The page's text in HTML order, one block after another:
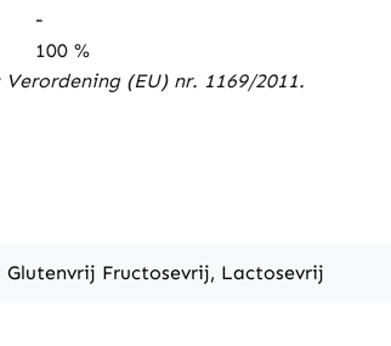
-
100 %
(EU) nr. 1169/2011.
Glutenvrij Fructosevrij, Lactosevrij